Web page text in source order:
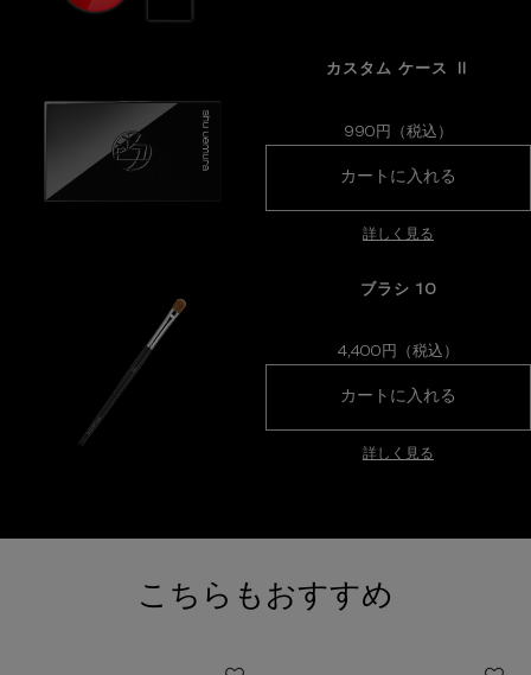
カスタム ケース Ⅱ
990円（税込）
カートに入れる
詳しく見る
ブラシ 10
4,400円（税込）
カートに入れる
詳しく見る
こちらもおすすめ